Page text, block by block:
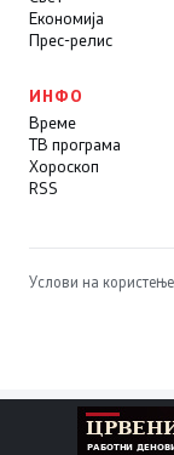
Економија
Прес-релис
ИНФО
Време
ТВ програма
Хороскоп
RSS
Услови на користење